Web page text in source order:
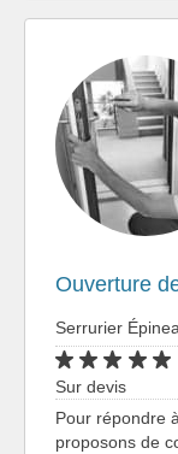
Ouverture
Serrurier
Sur devis
Pour répondre
proposons de